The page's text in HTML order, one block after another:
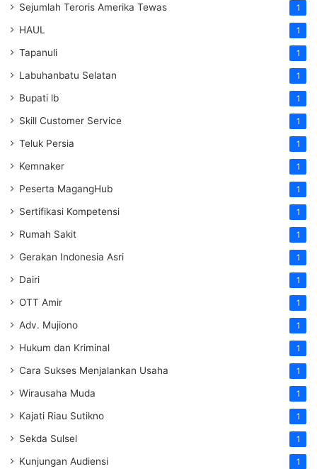
Sejumlah Teroris Amerika Tewas 1
HAUL 1
Tapanuli 1
Labuhanbatu Selatan 1
Bupati lb 1
Skill Customer Service 1
Teluk Persia 1
Kemnaker 1
Peserta MagangHub 1
Sertifikasi Kompetensi 1
Rumah Sakit 1
Gerakan Indonesia Asri 1
Dairi 1
OTT Amir 1
Adv. Mujiono 1
Hukum dan Kriminal 1
Cara Sukses Menjalankan Usaha 1
Wirausaha Muda 1
Kajati Riau Sutikno 1
Sekda Sulsel 1
Kunjungan Audiensi 1